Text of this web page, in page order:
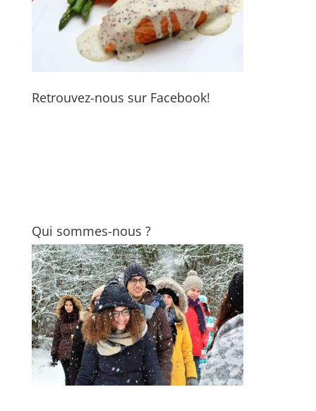
Retrouvez-nous sur Facebook!
Qui sommes-nous ?